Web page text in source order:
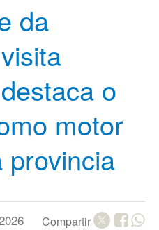
da
o
motor
provincia
Compartir